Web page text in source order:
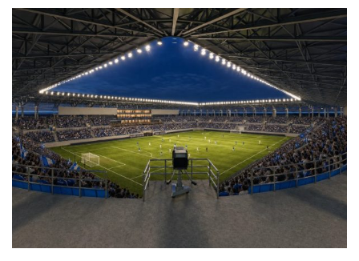
o
k
p g
er
e ă